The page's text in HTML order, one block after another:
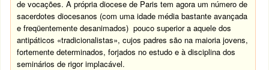
de vocações. A própria diocese de Paris tem agora um número de
sacerdotes diocesanos (com uma idade média bastante avançada
e freqüentemente desanimados) pouco superior a aquele dos
antipáticos «tradicionalistas», cujos padres são na maioria jovens,
fortemente determinados, forjados no estudo e à disciplina dos
seminários de rigor implacável.